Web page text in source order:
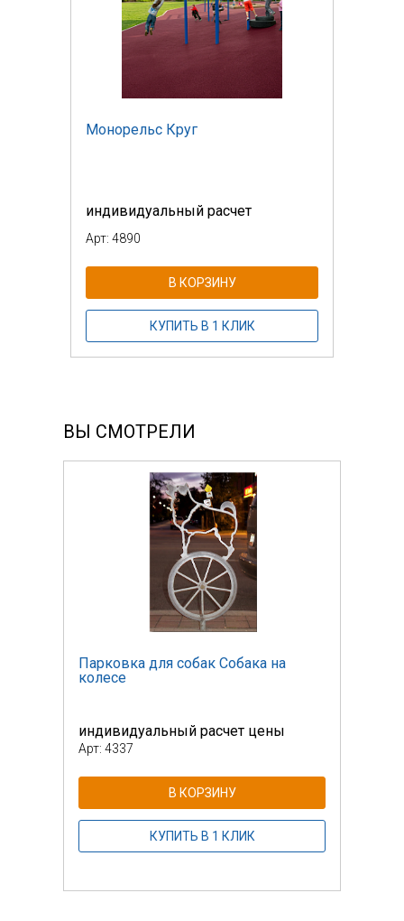
Монорельс Круг
индивидуальный расчет
Арт: 4890
В КОРЗИНУ
КУПИТЬ В 1 КЛИК
ВЫ СМОТРЕЛИ
Парковка для собак Собака на
колесе
индивидуальный расчет цены
Арт: 4337
В КОРЗИНУ
КУПИТЬ В 1 КЛИК